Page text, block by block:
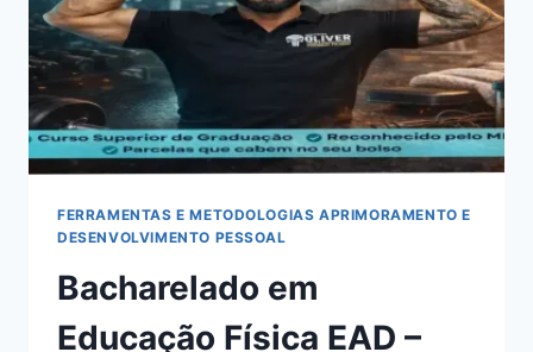
FERRAMENTAS E METODOLOGIAS APRIMORAMENTO E
DESENVOLVIMENTO PESSOAL
Bacharelado em
Educação Física EAD –